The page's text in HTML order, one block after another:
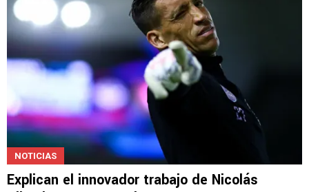
NOTICIAS
Explican el innovador trabajo de Nicolás